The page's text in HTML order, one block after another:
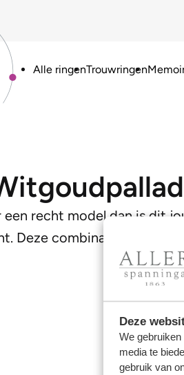
Deze
We
media te
gebruik van
Alle ringenTrouwringen
een recht model dan is dit
Deze combinatie zorgt